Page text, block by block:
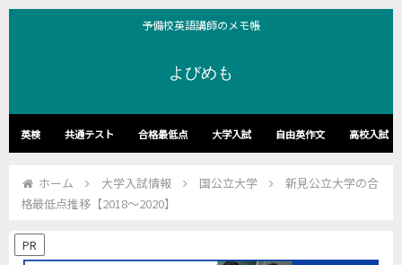
予備校英語講師のメモ帳
よびめも
英検 共通テスト 合格最低点 大学入試 自由英作文 高校入試
ホーム 大学入試情報 国公立大学
新見公立大学の合
格最低点推移【2018～2020】
PR